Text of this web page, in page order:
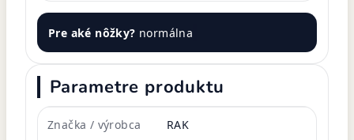
Pre aké nôžky? normálna
Parametre produktu
Značka / výrobca RAK